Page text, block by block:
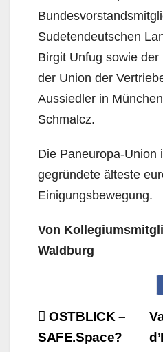
Sudetendeutschen
Birgit Unfug sowie
der Union der
Aussiedler in
Schmalcz.
Die Paneuropa-Union
gegründete älteste
Einigungsbewegung.
Von
Waldburg
OSTBLICK –
SAFE.Space?